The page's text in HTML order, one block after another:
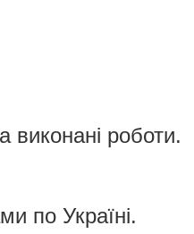
виконані роботи.
по Україні.